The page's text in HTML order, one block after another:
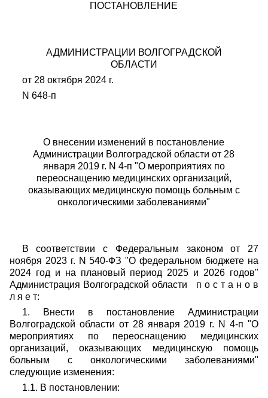
ПОСТАНОВЛЕНИЕ
АДМИНИСТРАЦИИ ВОЛГОГРАДСКОЙ
ОБЛАСТИ
от 28 октября 2024 г.
N 648-п
О внесении изменений в постановление
Администрации Волгоградской области от 28
января 2019 г. N 4-п "О мероприятиях по
переоснащению медицинских организаций,
оказывающих медицинскую помощь больным с
онкологическими заболеваниями"
В соответствии с Федеральным законом от 27
ноября 2023 г. N 540-ФЗ "О федеральном бюджете на
2024 год и на плановый период 2025 и 2026 годов"
Администрация Волгоградской области п о с т а н о в
л я е т:
1. Внести в постановление Администрации
Волгоградской области от 28 января 2019 г. N 4-п "О
мероприятиях по переоснащению медицинских
организаций, оказывающих медицинскую помощь
больным с онкологическими заболеваниями"
следующие изменения:
1.1. В постановлении: